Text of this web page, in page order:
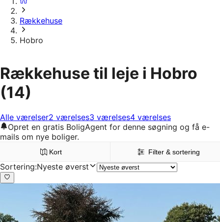
Rækkehuse
Hobro
Rækkehuse til leje i Hobro
(14)
Alle værelser2 værelses3 værelses4 værelses
Opret en gratis BoligAgent for denne søgning og få e-
mails om nye boliger.
Kort Filter & sortering
Sortering:Nyeste øverst